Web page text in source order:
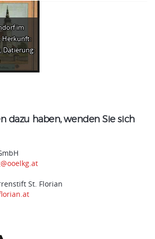
im
Herkunft:
Datierung:
dazu haben, wenden Sie sich
St. Florian